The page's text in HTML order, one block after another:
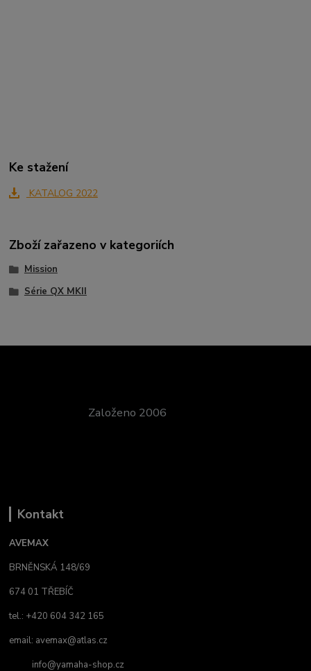
Ke stažení
KATALOG 2022
Zboží zařazeno v kategoriích
Mission
Série QX MKII
Založeno 2006
Kontakt
AVEMAX
BRNĚNSKÁ 148/69
674 01 TŘEBÍČ
tel.: +420 604 342 165
email: avemax@atlas.cz
info@yamaha-shop.cz